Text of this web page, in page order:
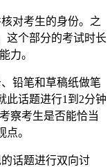
对考生的身份。之
这个部分的考试时长
力。
铅笔和草稿纸做笔
此话题进行1到2分钟
察考生是否能恰当
。
话题进行双向讨